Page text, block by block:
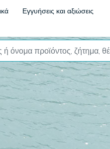
Εγγυήσεις και αξιώσεις